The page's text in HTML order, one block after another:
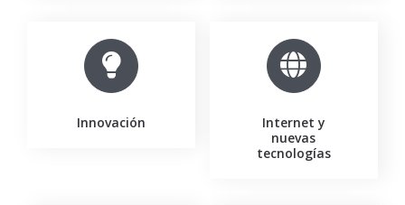
Innovación
Internet y
nuevas
tecnologías